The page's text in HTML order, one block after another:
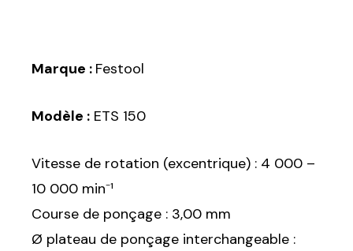
Marque : Festool
Modèle : ETS 150
Vitesse de rotation (excentrique) : 4 000 –
10 000 min⁻¹
Course de ponçage : 3,00 mm
Ø plateau de ponçage interchangeable :